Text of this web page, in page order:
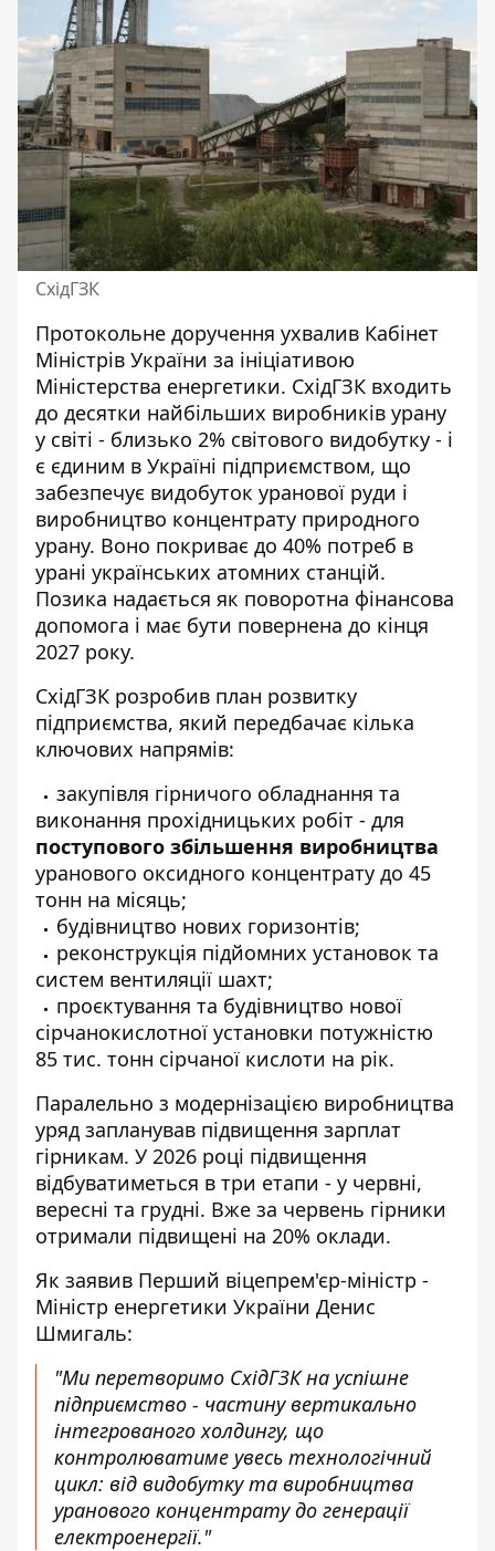
СхідГЗК
Протокольне доручення ухвалив Кабінет
Міністрів України за ініціативою
Міністерства енергетики. СхідГЗК входить
до десятки найбільших виробників урану
у світі - близько 2% світового видобутку - і
є єдиним в Україні підприємством, що
забезпечує видобуток уранової руди і
виробництво концентрату природного
урану. Воно покриває до 40% потреб в
урані українських атомних станцій.
Позика надається як поворотна фінансова
допомога і має бути повернена до кінця
2027 року.
СхідГЗК розробив план розвитку
підприємства, який передбачає кілька
ключових напрямів:
закупівля гірничого обладнання та
виконання прохідницьких робіт - для
поступового збільшення виробництва
уранового оксидного концентрату до 45
тонн на місяць;
будівництво нових горизонтів;
реконструкція підйомних установок та
систем вентиляції шахт;
проєктування та будівництво нової
сірчанокислотної установки потужністю
85 тис. тонн сірчаної кислоти на рік.
Паралельно з модернізацією виробництва
уряд запланував підвищення зарплат
гірникам. У 2026 році підвищення
відбуватиметься в три етапи - у червні,
вересні та грудні. Вже за червень гірники
отримали підвищені на 20% оклади.
Як заявив Перший віцепрем'єр-міністр -
Міністр енергетики України Денис
Шмигаль:
"Ми перетворимо СхідГЗК на успішне
підприємство - частину вертикально
інтегрованого холдингу, що
контролюватиме увесь технологічний
цикл: від видобутку та виробництва
уранового концентрату до генерації
електроенергії."